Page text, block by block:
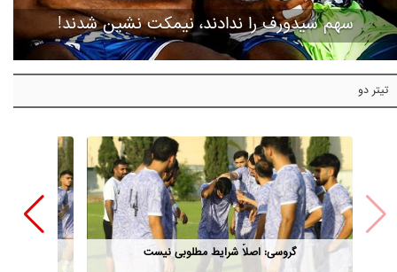
سهم سیدورف را ندادند، نیمکت نشین شدند!
تیتر دو
گروسی: اصلاً شرایط مطلوبی نیست